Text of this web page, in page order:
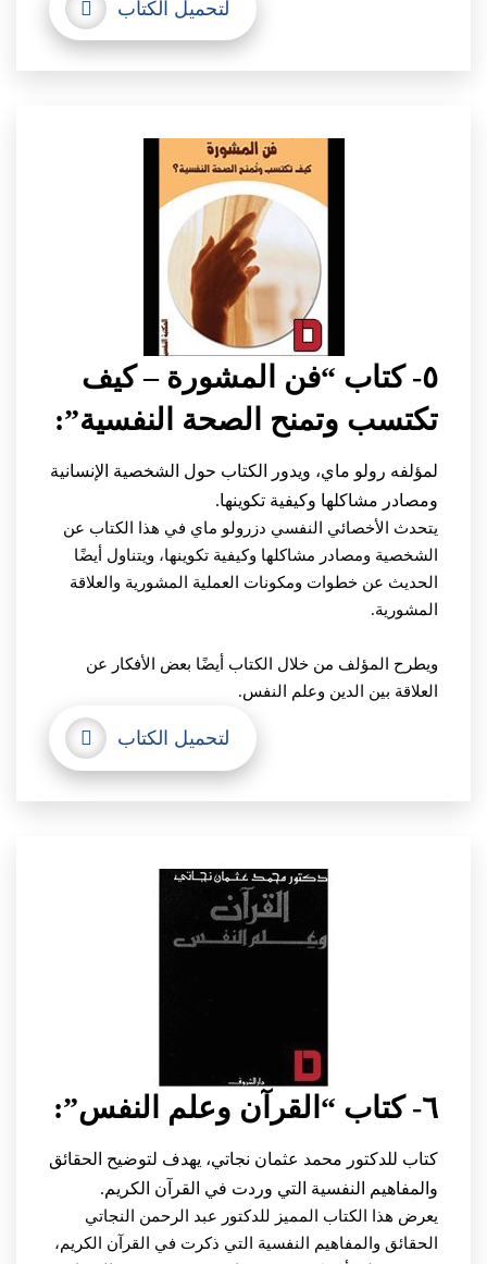
لتحميل الكتاب
٥- كتاب “فن المشورة – كيف
تكتسب وتمنح الصحة النفسية”:
لمؤلفه رولو ماي، ويدور الكتاب حول الشخصية الإنسانية
ومصادر مشاكلها وكيفية تكوينها.
يتحدث الأخصائي النفسي دزرولو ماي في هذا الكتاب عن
الشخصية ومصادر مشاكلها وكيفية تكوينها، ويتناول أيضًا
الحديث عن خطوات ومكونات العملية المشورية والعلاقة
المشورية.
ويطرح المؤلف من خلال الكتاب أيضًا بعض الأفكار عن
العلاقة بين الدين وعلم النفس.
لتحميل الكتاب
٦- كتاب “القرآن وعلم النفس”:
كتاب للدكتور محمد عثمان نجاتي، يهدف لتوضيح الحقائق
والمفاهيم النفسية التي وردت في القرآن الكريم.
يعرض هذا الكتاب المميز للدكتور عبد الرحمن النجاتي
الحقائق والمفاهيم النفسية التي ذكرت في القرآن الكريم،